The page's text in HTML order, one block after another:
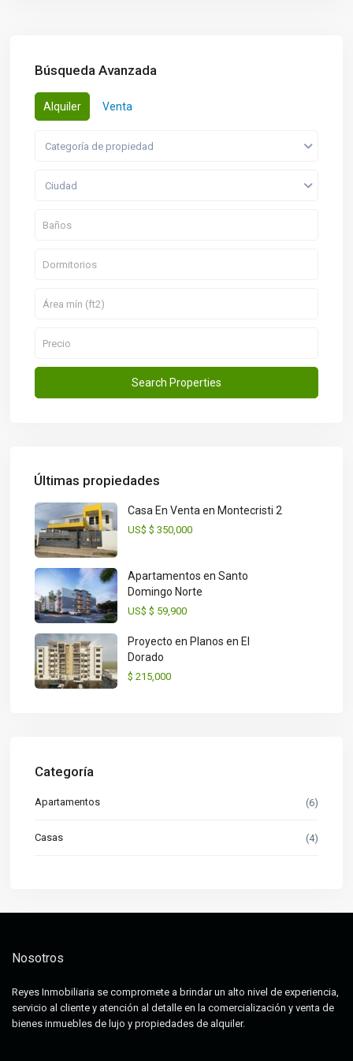
Búsqueda Avanzada
Alquiler Venta
Categoría de propiedad
Ciudad
Últimas propiedades
Casa En Venta en Montecristi 2
US$ $ 350,000
Apartamentos en Santo
Domingo Norte
US$ $ 59,900
Proyecto en Planos en El
Dorado
$ 215,000
Categoría
Apartamentos (6)
Casas (4)
Nosotros
Reyes Inmobiliaria se compromete a brindar un alto nivel de experiencia,
servicio al cliente y atención al detalle en la comercialización y venta de
bienes inmuebles de lujo y propiedades de alquiler.